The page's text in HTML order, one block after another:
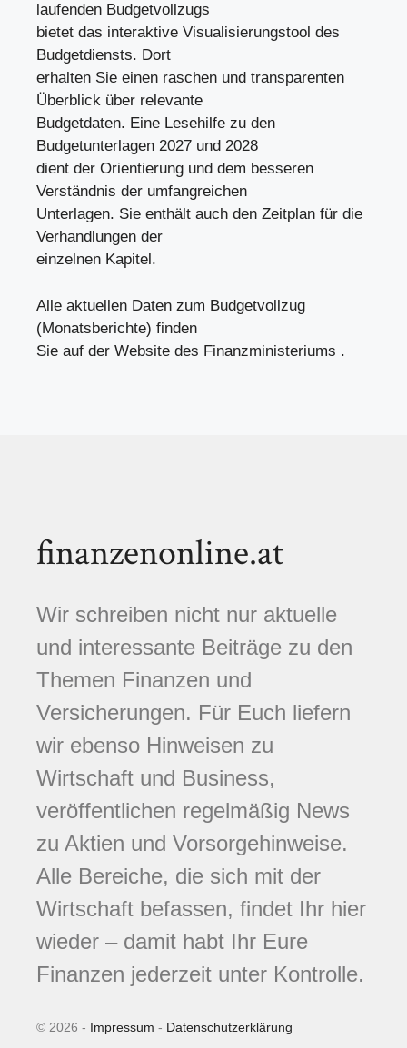
laufenden Budgetvollzugs
bietet das interaktive Visualisierungstool des
Budgetdiensts. Dort
erhalten Sie einen raschen und transparenten
Überblick über relevante
Budgetdaten. Eine Lesehilfe zu den
Budgetunterlagen 2027 und 2028
dient der Orientierung und dem besseren
Verständnis der umfangreichen
Unterlagen. Sie enthält auch den Zeitplan für die
Verhandlungen der
einzelnen Kapitel.
Alle aktuellen Daten zum Budgetvollzug
(Monatsberichte) finden
Sie auf der Website des Finanzministeriums .
finanzenonline.at
Wir schreiben nicht nur aktuelle
und interessante Beiträge zu den
Themen Finanzen und
Versicherungen. Für Euch liefern
wir ebenso Hinweisen zu
Wirtschaft und Business,
veröffentlichen regelmäßig News
zu Aktien und Vorsorgehinweise.
Alle Bereiche, die sich mit der
Wirtschaft befassen, findet Ihr hier
wieder – damit habt Ihr Eure
Finanzen jederzeit unter Kontrolle.
© 2026 - Impressum - Datenschutzerklärung